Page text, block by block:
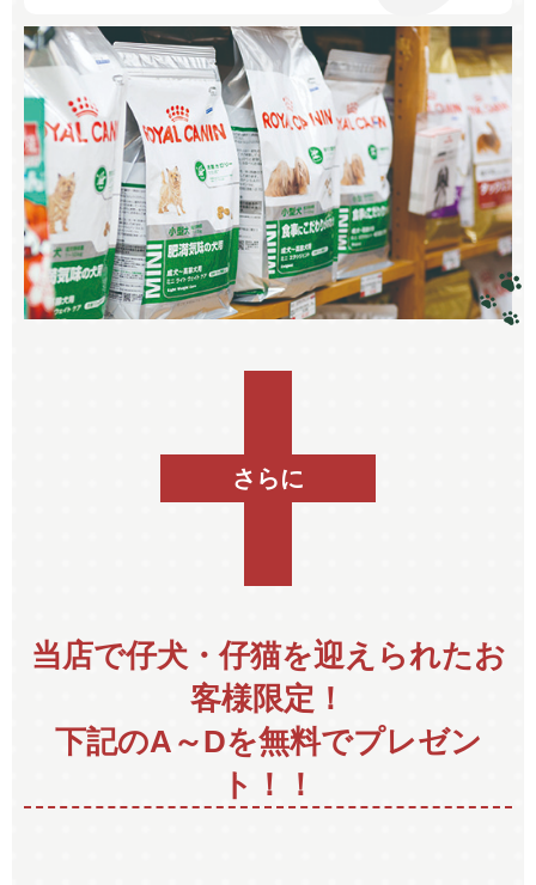
さらに
当店で仔犬・仔猫を迎えられたお
客様限定！
下記のA～Dを無料でプレゼン
ト！！